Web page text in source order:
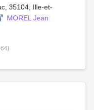
35104, Ille-et-
MOREL Jean